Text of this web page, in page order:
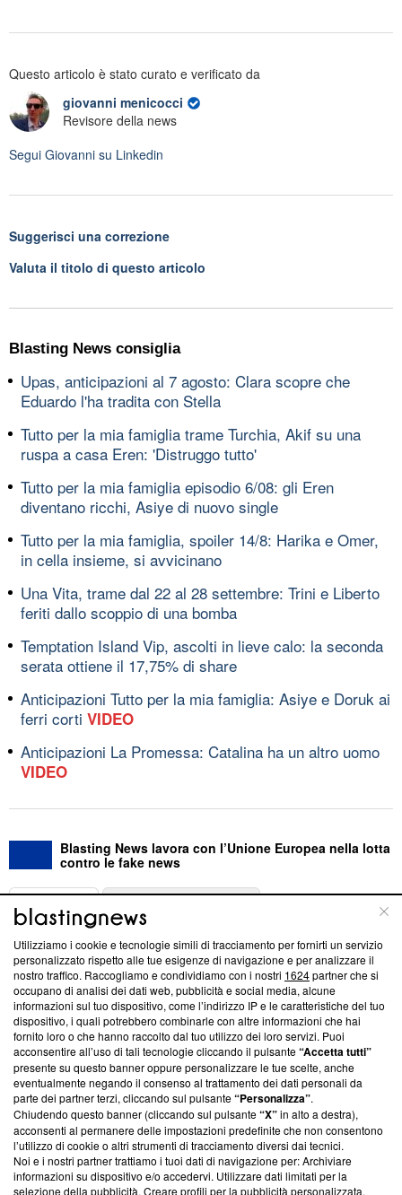
Questo articolo è stato curato e verificato da
giovanni menicocci
Revisore della news
Segui Giovanni su Linkedin
Suggerisci una correzione
Valuta il titolo di questo articolo
Blasting News consiglia
Upas, anticipazioni al 7 agosto: Clara scopre che
Eduardo l'ha tradita con Stella
Tutto per la mia famiglia trame Turchia, Akif su una
ruspa a casa Eren: 'Distruggo tutto'
Tutto per la mia famiglia episodio 6/08: gli Eren
diventano ricchi, Asiye di nuovo single
Tutto per la mia famiglia, spoiler 14/8: Harika e Omer,
in cella insieme, si avvicinano
Una Vita, trame dal 22 al 28 settembre: Trini e Liberto
feriti dallo scoppio di una bomba
Temptation Island Vip, ascolti in lieve calo: la seconda
serata ottiene il 17,75% di share
Anticipazioni Tutto per la mia famiglia: Asiye e Doruk ai
ferri corti VIDEO
Anticipazioni La Promessa: Catalina ha un altro uomo
VIDEO
Blasting News lavora con l’Unione Europea nella lotta
contro le fake news
ABOUT
Questa sezione offre informazioni trasparenti su Blasting
News, sui nostri processi editoriali e su come ci impegniamo a
creare news di qualità. Inoltre, afferma la nostra aderenza a
‘Trust Project - News with Integrity’Blasting News non è
ancora membro del programma, ma ha richiesto di farne
parte; Trust Project non ha ancora effettuato una verifica di
conformità agli standard.
Su di noi
Team editoriale
Corporate
Utilizziamo i cookie e tecnologie simili di tracciamento per fornirti un servizio
personalizzato rispetto alle tue esigenze di navigazione e per analizzare il
nostro traffico. Raccogliamo e condividiamo con i nostri 1624partner che si
occupano di analisi dei dati web, pubblicità e social media, alcune
informazioni sul tuo dispositivo, come l’indirizzo IP e le caratteristiche del tuo
dispositivo, i quali potrebbero combinarle con altre informazioni che hai
fornito loro o che hanno raccolto dal tuo utilizzo dei loro servizi. Puoi
acconsentire all’uso di tali tecnologie cliccando il pulsante“Accetta tutti”
presente su questo banner oppure personalizzare le tue scelte, anche
eventualmente negando il consenso al trattamento dei dati personali da
parte dei partner terzi, cliccando sul pulsante“Personalizza”.
Chiudendo questo banner (cliccando sul pulsante“X”in alto a destra),
acconsenti al permanere delle impostazioni predefinite che non consentono
l’utilizzo di cookie o altri strumenti di tracciamento diversi dai tecnici.
Noi e i nostri partner trattiamo i tuoi dati di navigazione per: Archiviare
informazioni su dispositivo e/o accedervi. Utilizzare dati limitati per la
selezione della pubblicità. Creare profili per la pubblicità personalizzata.